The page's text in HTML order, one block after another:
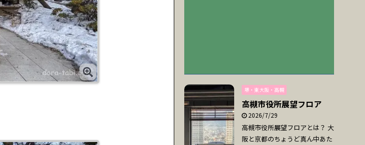
堺・東大阪・高槻
高槻市役所展望フロア
2026/7/29
高槻市役所展望フロアとは？ 大
阪と京都のちょうど真ん中あた